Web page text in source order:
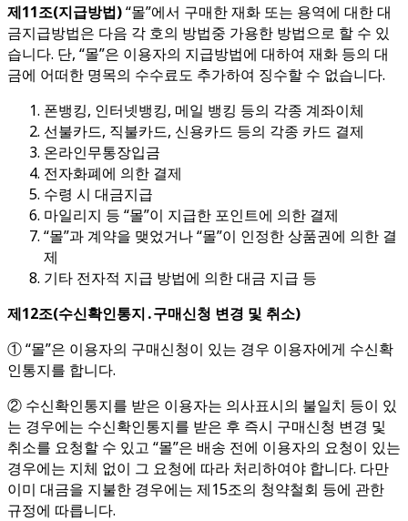
제11조(지급방법)“몰”에서 구매한 재화 또는 용역에 대한 대
금지급방법은 다음 각 호의 방법중 가용한 방법으로 할 수 있
습니다. 단, “몰”은 이용자의 지급방법에 대하여 재화 등의 대
금에 어떠한 명목의 수수료도 추가하여 징수할 수 없습니다.
폰뱅킹, 인터넷뱅킹, 메일 뱅킹 등의 각종 계좌이체
선불카드, 직불카드, 신용카드 등의 각종 카드 결제
온라인무통장입금
전자화폐에 의한 결제
수령 시 대금지급
마일리지 등 “몰”이 지급한 포인트에 의한 결제
“몰”과 계약을 맺었거나 “몰”이 인정한 상품권에 의한 결
제
기타 전자적 지급 방법에 의한 대금 지급 등
제12조(수신확인통지․구매신청 변경 및 취소)
① “몰”은 이용자의 구매신청이 있는 경우 이용자에게 수신확
인통지를 합니다.
② 수신확인통지를 받은 이용자는 의사표시의 불일치 등이 있
는 경우에는 수신확인통지를 받은 후 즉시 구매신청 변경 및
취소를 요청할 수 있고 “몰”은 배송 전에 이용자의 요청이 있는
경우에는 지체 없이 그 요청에 따라 처리하여야 합니다. 다만
이미 대금을 지불한 경우에는 제15조의 청약철회 등에 관한
규정에 따릅니다.